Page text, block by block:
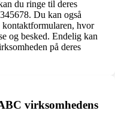
du ringe til deres
Du kan også
kontaktformularen, hvor
og besked. Endelig kan
på deres
virksomhedens